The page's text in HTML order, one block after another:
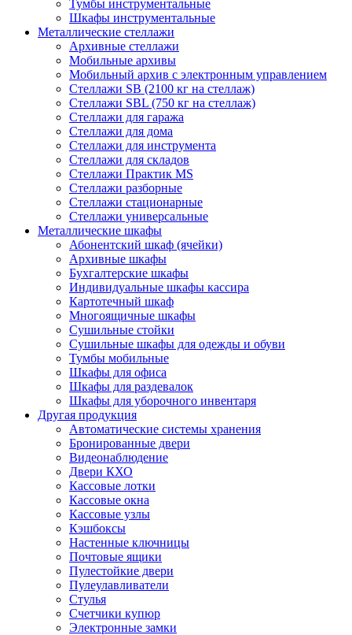
Тумбы инструментальные
Шкафы инструментальные
Металлические стеллажи
Архивные стеллажи
Мобильные архивы
Мобильный архив с электронным управлением
Стеллажи SB (2100 кг на стеллаж)
Стеллажи SBL (750 кг на стеллаж)
Стеллажи для гаража
Стеллажи для дома
Стеллажи для инструмента
Стеллажи для складов
Стеллажи Практик MS
Стеллажи разборные
Стеллажи стационарные
Стеллажи универсальные
Металлические шкафы
Абонентский шкаф (ячейки)
Архивные шкафы
Бухгалтерские шкафы
Индивидуальные шкафы кассира
Картотечный шкаф
Многоящичные шкафы
Сушильные стойки
Сушильные шкафы для одежды и обуви
Тумбы мобильные
Шкафы для офиса
Шкафы для раздевалок
Шкафы для уборочного инвентаря
Другая продукция
Автоматические системы хранения
Бронированные двери
Видеонаблюдение
Двери КХО
Кассовые лотки
Кассовые окна
Кассовые узлы
Кэшбоксы
Настенные ключницы
Почтовые ящики
Пулестойкие двери
Пулеулавливатели
Стулья
Счетчики купюр
Электронные замки